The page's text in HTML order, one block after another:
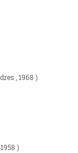
, 1968 )
)